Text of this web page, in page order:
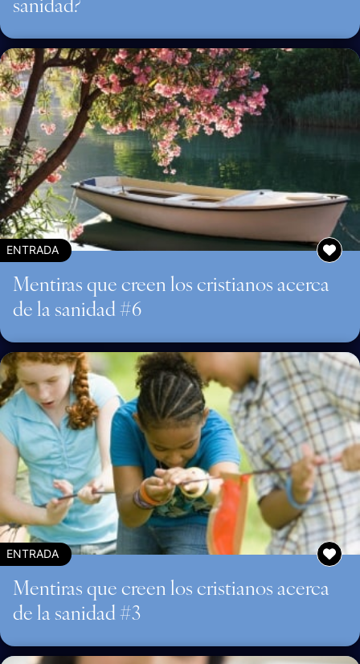
ENTRADA
Mentiras que creen los cristianos acerca
de la sanidad #6
ENTRADA
Mentiras que creen los cristianos acerca
de la sanidad #3